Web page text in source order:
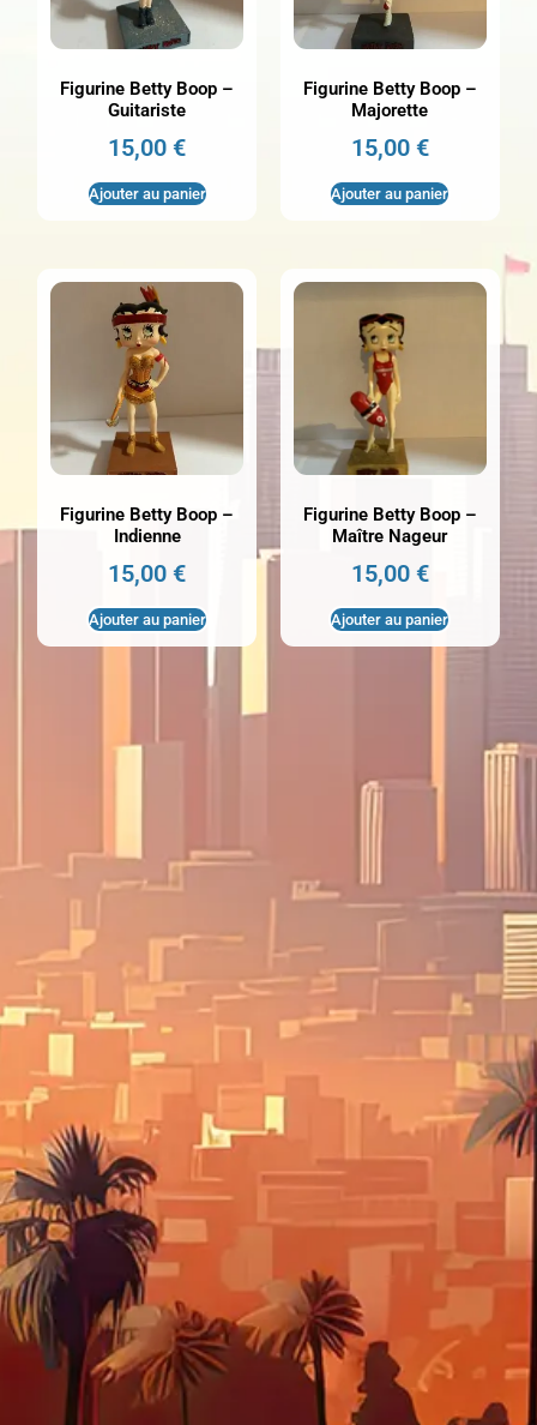
Figurine Betty Boop –
Guitariste
15,00€
Ajouter au panier
Figurine Betty Boop –
Majorette
15,00 €
Ajouter au panier
Figurine Betty Boop –
Indienne
15,00€
Ajouter au panier
Figurine Betty Boop –
Maître Nageur
15,00 €
Ajouter au panier